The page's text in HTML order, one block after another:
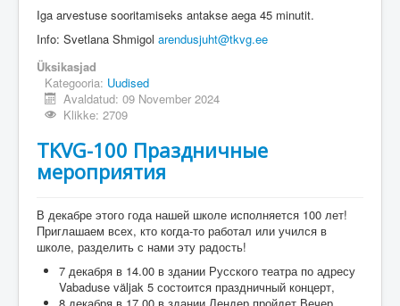
Iga arvestuse sooritamiseks antakse aega 45 minutit.
Info: Svetlana Shmigol arendusjuht@tkvg.ee
Üksikasjad
Kategooria: Uudised
Avaldatud: 09 November 2024
Klikke: 2709
TKVG-100 Праздничные
мероприятия
В декабре этого года нашей школе исполняется 100 лет!
Приглашаем всех, кто когда-то работал или учился в
школе, разделить с нами эту радость!
7 декабря в 14.00 в здании Русского театра по адресу
Vabaduse väljak 5 состоится праздничный концерт,